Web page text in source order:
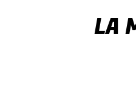
LA